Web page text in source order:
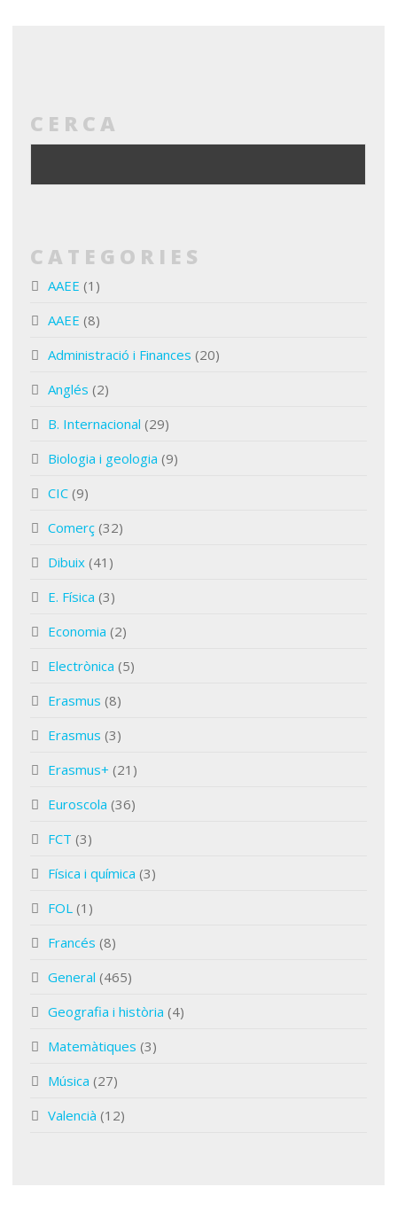
CERCA
CATEGORIES
AAEE (1)
AAEE (8)
Administració i Finances (20)
Anglés (2)
B. Internacional (29)
Biologia i geologia (9)
CIC (9)
Comerç (32)
Dibuix (41)
E. Física (3)
Economia (2)
Electrònica (5)
Erasmus (8)
Erasmus (3)
Erasmus+ (21)
Euroscola (36)
FCT (3)
Física i química (3)
FOL (1)
Francés (8)
General (465)
Geografia i història (4)
Matemàtiques (3)
Música (27)
Valencià (12)